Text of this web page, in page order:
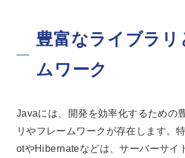
豊富なライブラリ
ムワーク
Javaには、開発を効率化するための
リやフレームワークが存在します。
otやHibernateなどは、サーバーサイ